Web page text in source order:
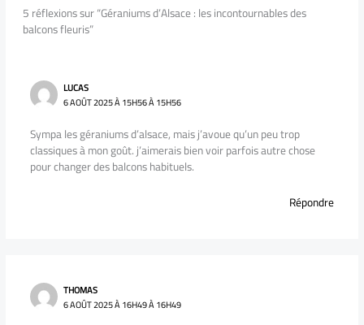
5 réflexions sur “Géraniums d’Alsace : les incontournables des
balcons fleuris”
LUCAS
6 AOÛT 2025 À 15H56 À 15H56
Sympa les géraniums d’alsace, mais j’avoue qu’un peu trop
classiques à mon goût. j’aimerais bien voir parfois autre chose
pour changer des balcons habituels.
Répondre
THOMAS
6 AOÛT 2025 À 16H49 À 16H49